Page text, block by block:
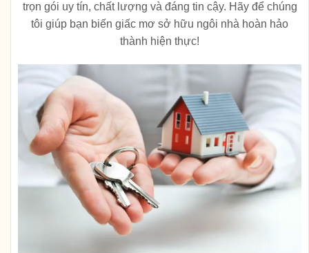
trọn gói uy tín, chất lượng và đáng tin cậy. Hãy để chúng
tôi giúp bạn biến giấc mơ sở hữu ngôi nhà hoàn hảo
thành hiện thực!